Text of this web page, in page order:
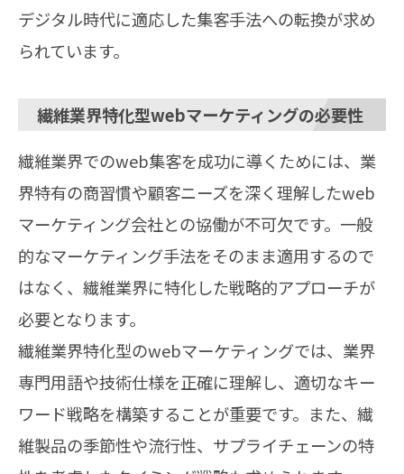
デジタル時代に適応した集客手法への転換が求め
られています。
繊維業界特化型webマーケティングの必要性
繊維業界でのweb集客を成功に導くためには、業
界特有の商習慣や顧客ニーズを深く理解したweb
マーケティング会社との協働が不可欠です。一般
的なマーケティング手法をそのまま適用するので
はなく、繊維業界に特化した戦略的アプローチが
必要となります。
繊維業界特化型のwebマーケティングでは、業界
専門用語や技術仕様を正確に理解し、適切なキー
ワード戦略を構築することが重要です。また、繊
維製品の季節性や流行性、サプライチェーンの特